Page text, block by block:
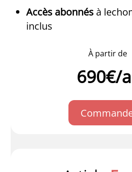
Accès abonnés à
inclus
À partir de
690€/